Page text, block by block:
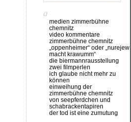
a
medien zimmerbühne
chemnitz
video kommentare
zimmerbühne chemnitz
„oppenheimer“ oder „nurejew
macht krawumm“
die biermannrausstellung
zwei filmperlen
ich glaube nicht mehr zu
können
einweihung der
zimmerbühne chemnitz
von seepferdchen und
schabrackentapiren
der tod ist eine zumutung